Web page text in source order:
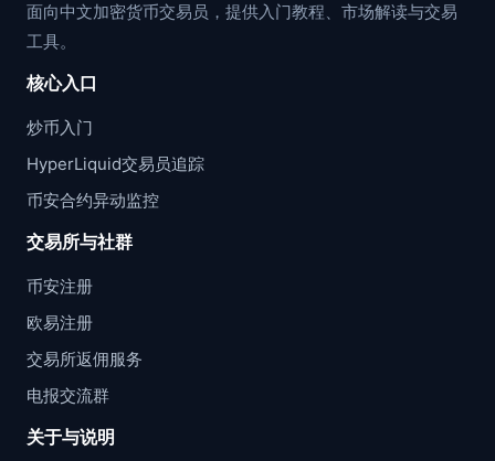
面向中文加密货币交易员，提供入门教程、市场解读与交易
工具。
核心入口
炒币入门
HyperLiquid交易员追踪
币安合约异动监控
交易所与社群
币安注册
欧易注册
交易所返佣服务
电报交流群
关于与说明